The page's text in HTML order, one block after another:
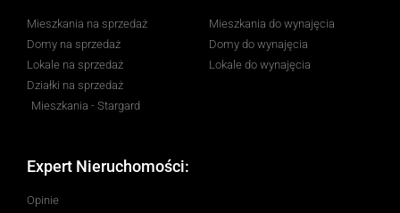
Mieszkania na sprzedaż
Domy na sprzedaż
Lokale na sprzedaż
Działki na sprzedaż
Mieszkania - Stargard
Mieszkania do wynajęcia
Domy do wynajęcia
Lokale do wynajęcia
Expert Nieruchomości:
Opinie